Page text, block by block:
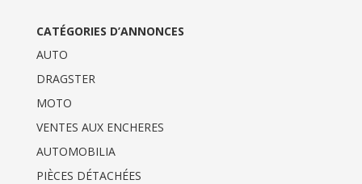
CATÉGORIES D’ANNONCES
AUTO
DRAGSTER
MOTO
VENTES AUX ENCHERES
AUTOMOBILIA
PIÈCES DÉTACHÉES